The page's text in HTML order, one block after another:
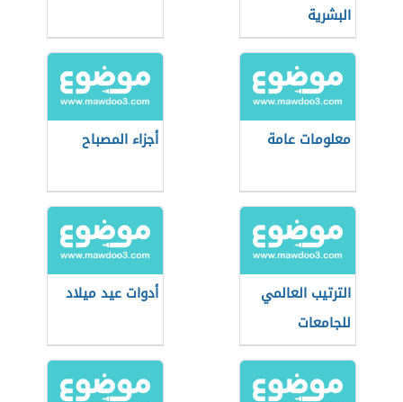
البشرية
معلومات عامة أجزاء المصباح
الترتيب العالمي
للجامعات
أدوات عيد ميلاد